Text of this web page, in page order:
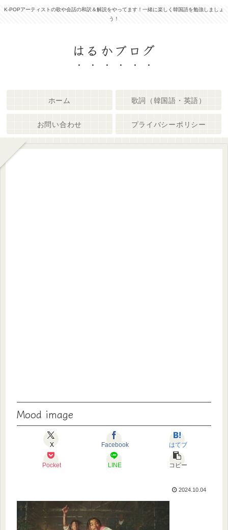
K-POPアーティストの歌や会話の和訳＆解説をやってます！一緒に楽しく韓国語を勉強しましょ
う！
はるかブログ
ホーム 歌詞（韓国語・英語）
お問い合わせ プライバシーポリシー
Mood image
X Facebook はてブ
Pocket LINE コピー
2024.10.04